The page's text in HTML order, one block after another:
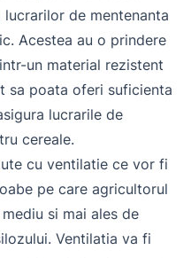
de mentenanta
Acestea au o prindere
un material rezistent
sa poata oferi suficienta
lucrarile de
cereale.
cu ventilatie ce vor fi
pe care agricultorul
si mai ales de
Ventilatia va fi